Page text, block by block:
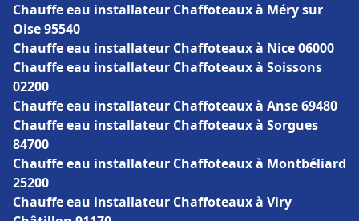
Chauffe eau installateur Chaffoteaux à Méry sur
Oise 95540
Chauffe eau installateur Chaffoteaux à Nice 06000
Chauffe eau installateur Chaffoteaux à Soissons
02200
Chauffe eau installateur Chaffoteaux à Anse 69480
Chauffe eau installateur Chaffoteaux à Sorgues
84700
Chauffe eau installateur Chaffoteaux à Montbéliard
25200
Chauffe eau installateur Chaffoteaux à Viry